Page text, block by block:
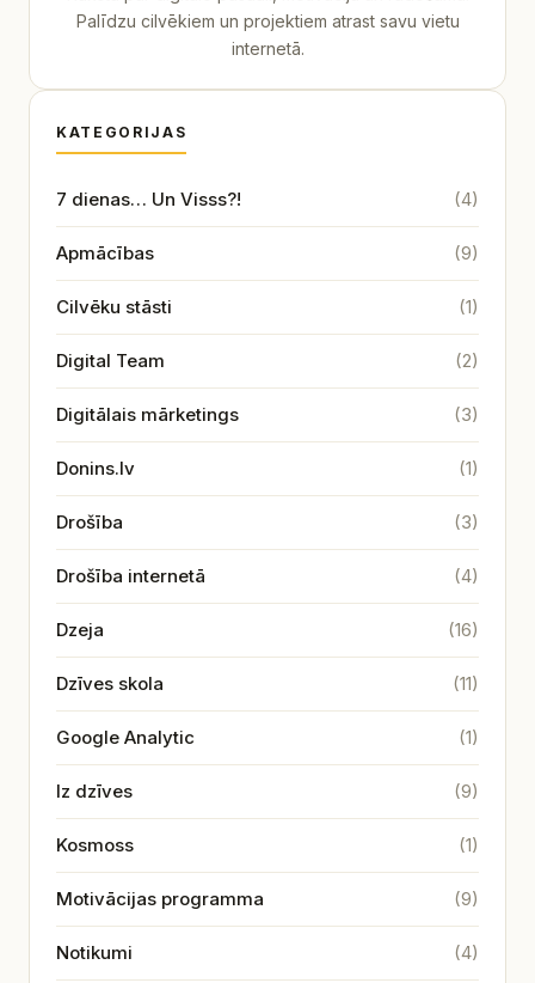
Palīdzu cilvēkiem un projektiem atrast savu vietu
internetā.
KATEGORIJAS
7 dienas… Un Visss?! (4)
Apmācības (9)
Cilvēku stāsti (1)
Digital Team (2)
Digitālais mārketings (3)
Donins.lv (1)
Drošība (3)
Drošība internetā (4)
Dzeja (16)
Dzīves skola (11)
Google Analytic (1)
Iz dzīves (9)
Kosmoss (1)
Motivācijas programma (9)
Notikumi (4)